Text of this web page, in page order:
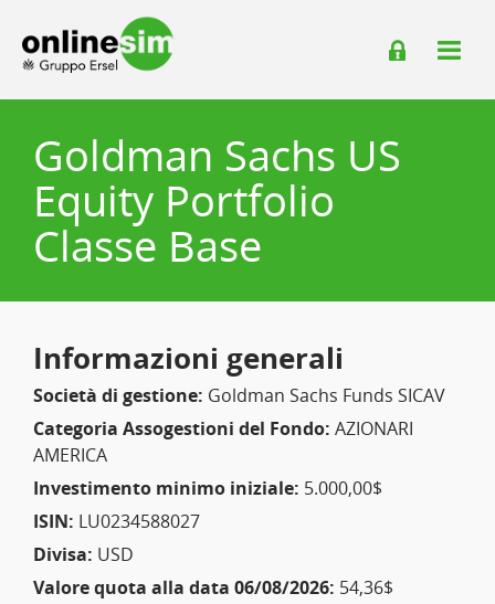
Goldman Sachs US
Equity Portfolio
Classe Base
Informazioni generali
Società di gestione: Goldman Sachs Funds SICAV
Categoria Assogestioni del Fondo: AZIONARI
AMERICA
Investimento minimo iniziale: 5.000,00$
ISIN: LU0234588027
Divisa: USD
Valore quota alla data 06/08/2026: 54,36$